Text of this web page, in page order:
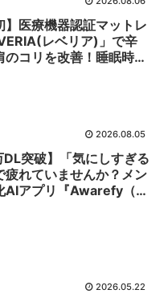
】医療機器認証マットレ
レベリア)」で辛
のコリを改善！睡眠時間
2026.08.05
DL突破】「気にしすぎる
疲れていませんか？メン
AIアプリ『Awarefy（ア
2026.05.22